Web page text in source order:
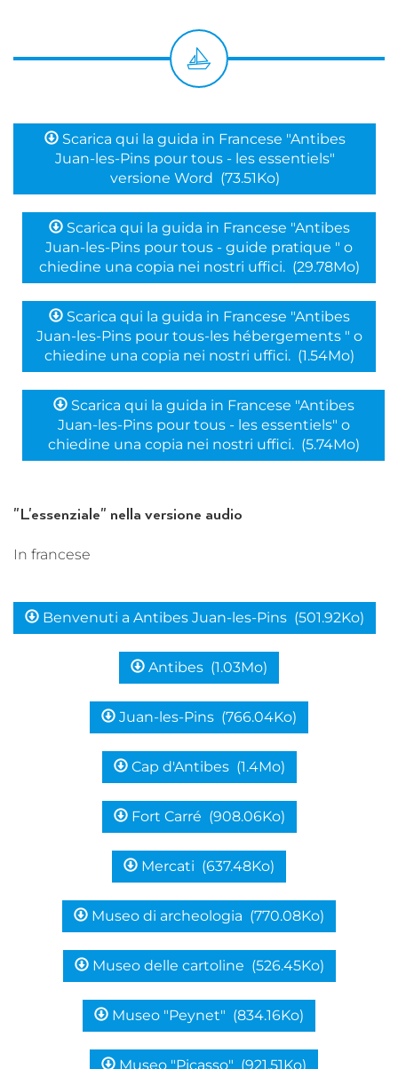
Scarica qui la guida in Francese "Antibes
Juan-les-Pins pour tous - les essentiels"
versione Word (73.51Ko)
Scarica qui la guida in Francese "Antibes
Juan-les-Pins pour tous - guide pratique " o
chiedine una copia nei nostri uffici. (29.78Mo)
Scarica qui la guida in Francese "Antibes
Juan-les-Pins pour tous-les hébergements " o
chiedine una copia nei nostri uffici. (1.54Mo)
Scarica qui la guida in Francese "Antibes
Juan-les-Pins pour tous - les essentiels" o
chiedine una copia nei nostri uffici. (5.74Mo)
"L'essenziale" nella versione audio
In francese
Benvenuti a Antibes Juan-les-Pins (501.92Ko)
Antibes (1.03Mo)
Juan-les-Pins (766.04Ko)
Cap d'Antibes (1.4Mo)
Fort Carré (908.06Ko)
Mercati (637.48Ko)
Museo di archeologia (770.08Ko)
Museo delle cartoline (526.45Ko)
Museo "Peynet" (834.16Ko)
Museo "Picasso" (921.51Ko)